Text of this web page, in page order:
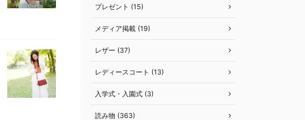
プレゼント (15)
メディア掲載 (19)
レザー (37)
レディースコート (13)
入学式・入園式 (3)
読み物 (363)